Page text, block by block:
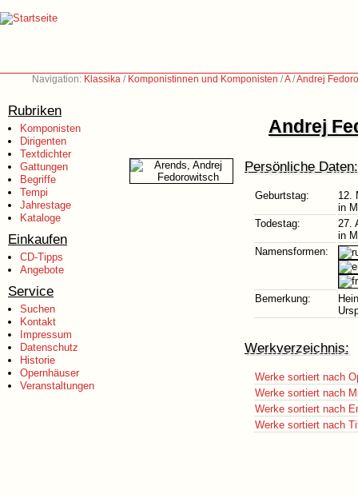
Navigation: Klassika / Komponistinnen und Komponisten /A/Andrej
Rubriken
Komponisten
Dirigenten
Textdichter
Gattungen
Begriffe
Tempi
Jahrestage
Kataloge
Einkaufen
CD-Tipps
Angebote
Service
Suchen
Kontakt
Impressum
Datenschutz
Historie
Opernhäuser
Veranstaltungen
Andrej
Persönliche Daten:
Geburtstag:
12.
in
Todestag:
27.
in
Namensformen:
Bemerkung:
Werkverzeichnis:
Werke sortiert nach
Werke sortiert nach
Werke sortiert nach
Werke sortiert nach